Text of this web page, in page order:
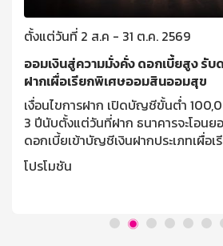
ตั้งแต่วันที่ 2 ส.ค - 31 ต.ค. 2569
ออมเงินสู่ความมั่งคั่ง ดอกเบี้ยสูง รับ
ฝากเผื่อเรียกพิเศษออมสินออมสุข
เงื่อนไขการฝาก เปิดบัญชีขั้นต่ำ
3 ปีนับตั้งแต่วันที่ฝาก ธนาคารจะโอนย
ดอกเบี้ยเข้าบัญชีเงินฝากประเภทเผื่อ
ผู้ฝากแจ้งไว้ ฝากครั้งละไม่ต่ำกว่า
วงเงินรับฝากสูงสุด บุคคลธรรมดาที่มีอ
ครั้งละเท่าใดก็ได้ ถอนหรือปิดบัญชีก่อ
โปรโมชัน